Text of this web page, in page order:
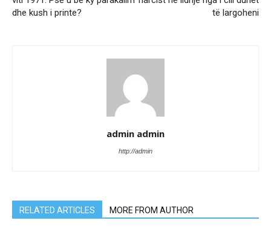
dhe kush i printe?
të largoheni
admin admin
http://admin
RELATED ARTICLES MORE FROM AUTHOR